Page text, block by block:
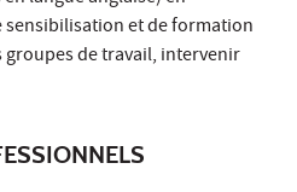
et de formation
de travail, intervenir